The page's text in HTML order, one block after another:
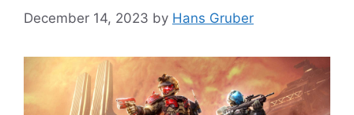
December 14, 2023 by Hans Gruber